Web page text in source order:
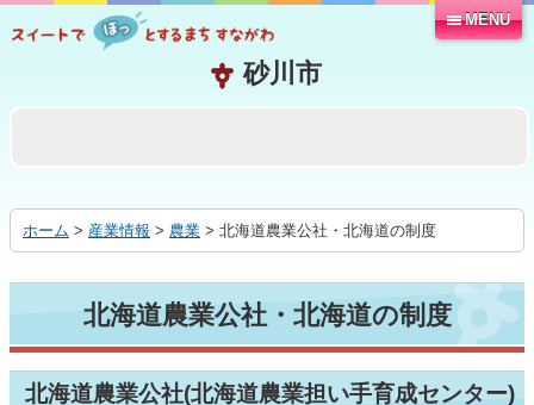
る
MENU
ホーム > 産業情報 > 農業 > 北海道農業公社・北海道の制度
北海道農業公社・北海道の制度
北海道農業公社(北海道農業担い手育成センター)